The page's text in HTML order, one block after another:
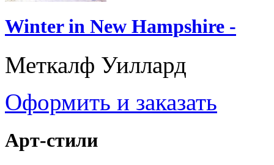
Winter in New Hampshire -
Меткалф Уиллард
Оформить и заказать
Арт-стили